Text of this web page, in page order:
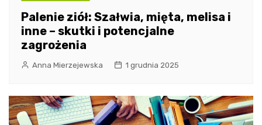
Palenie ziół: Szałwia, mięta, melisa i
inne – skutki i potencjalne
zagrożenia
Anna Mierzejewska 1 grudnia 2025